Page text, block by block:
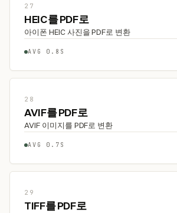
27
HEIC를 PDF로
아이폰 HEIC 사진을 PDF로 변환
AVG 0.8S
28
AVIF를 PDF로
AVIF 이미지를 PDF로 변환
AVG 0.7S
29
TIFF를 PDF로